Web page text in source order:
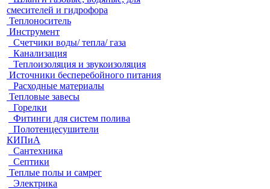
смесителей и гидрофора
Теплоноситель
Инструмент
Счетчики воды/ тепла/ газа
Канализация
Теплоизоляция и звукоизоляция
Источники бесперебойного питания
Расходные материалы
Тепловые завесы
Горелки
Фитинги для систем полива
Полотенцесушители
КИПиА
Сантехника
Септики
Теплые полы и самрег
Электрика